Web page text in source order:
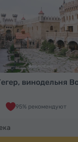
винодельня
95% рекомендуют